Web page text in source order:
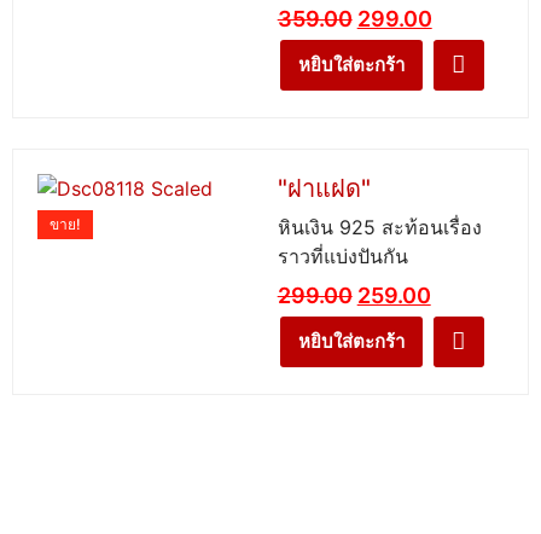
359.00 299.00
หยิบใส่ตะกร้า
ขาย!
"ฝาแฝด"
หินเงิน 925 สะท้อนเรื่อง
ราวที่แบ่งปันกัน
299.00 259.00
หยิบใส่ตะกร้า